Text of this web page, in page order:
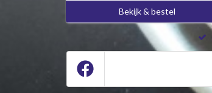
Bekijk & bestel